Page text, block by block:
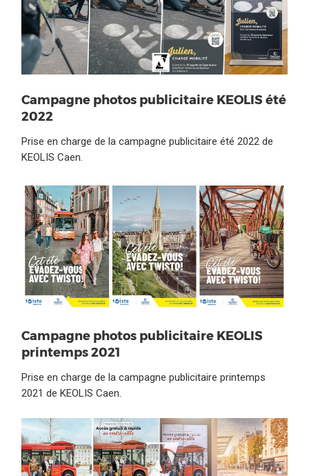
Campagne photos publicitaire KEOLIS été
2022
Prise en charge de la campagne publicitaire été 2022 de
KEOLIS Caen.
Campagne photos publicitaire KEOLIS
printemps 2021
Prise en charge de la campagne publicitaire printemps
2021 de KEOLIS Caen.